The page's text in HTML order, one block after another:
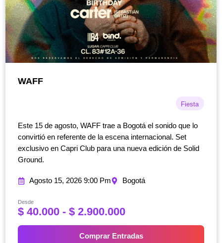
WAFF
Fiesta
Este 15 de agosto, WAFF trae a Bogotá el sonido que lo
convirtió en referente de la escena internacional. Set
exclusivo en Capri Club para una nueva edición de Solid
Ground.
Agosto 15, 2026 9:00 Pm Bogotá
Desde
$40.000 - $2.900.000R
n
Comprar Entradas